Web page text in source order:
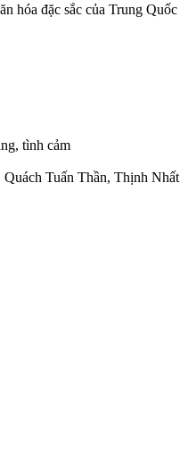
hóa đặc sắc của Trung Quốc
tình cảm
Tuấn Thần, Thịnh Nhất